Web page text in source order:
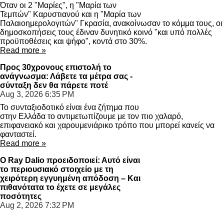
Όταν οι 2 "Μαρίες", η "Μαρία των
Τεμπών" Καρυστιανού και η "Μαρία των
Παλαιοημερολογιτών" Γκρασία, ανακοίνωσαν το κόμμα τους, οι
δημοσκοπήσεις τους έδιναν δυνητικό κοινό "και υπό πολλές
προϋποθέσεις και ψήφο", κοντά στο 30%.
Read more »
Προς 30χρονους επιστολή το
ανάγνωσμα: Λάβετε τα μέτρα σας -
σύνταξη δεν θα πάρετε ποτέ
Aug 3, 2026 6:35 PM
Το συνταξιοδοτικό είναι ένα ζήτημα που
στην Ελλάδα το αντιμετωπίζουμε με τον πιο χαλαρό,
επιφανειακό και χαρουμενιάρικο τρόπο που μπορεί κανείς να
φανταστεί.
Read more »
Ο Ray Dalio προειδοποιεί: Αυτό είναι
το περιουσιακό στοιχείο με τη
χειρότερη εγγυημένη απόδοση – Και
πιθανότατα το έχετε σε μεγάλες
ποσότητες
Aug 2, 2026 7:32 PM